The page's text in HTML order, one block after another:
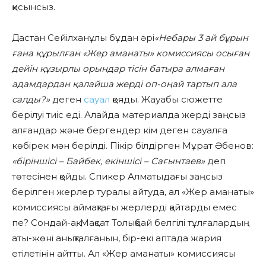
қисынсыз.
Дастан Сейілханұлы бұдан әрі«Небары 3 ай бұрын
ғана құрылған «Жер аманаты» комиссиясы осыған
дейін құзырлы орындар тісін батыра алмаған
адамдардан қалайша жерді оп-оңай тартып ала
салды?»деген сауал қояды. Жауабы сюжетте
берілуі тиіс еді. Алайда материалда жерді заңсыз
алғандар және бергендер кім деген сауалға
көбірек мән берілді. Пікір білдірген Мұрат Әбенов:
«біріншісі – Байбек, екіншісі – Сағынтаев» деп
төтесінен қойды. Спикер Алматыдағы заңсыз
берілген жерлер туралы айтуда, ал «Жер аманаты»
комиссиясы аймақтағы жерлерді қайтарды емес
пе? Сондай-ақ, Мақсат Толықбай белгілі тұлғалардың
аты-жөні анықталғанын, бір-екі аптада жария
етілетінін айтты. Ал «Жер аманаты» комиссиясы